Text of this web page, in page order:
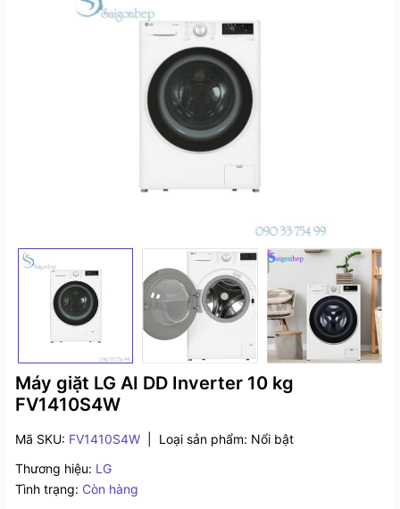
Máy giặt LG AI DD Inverter 10 kg
FV1410S4W
Mã SKU: FV1410S4W Loại sản phẩm: Nổi bật
Thương hiệu: LG
Tình trạng: Còn hàng